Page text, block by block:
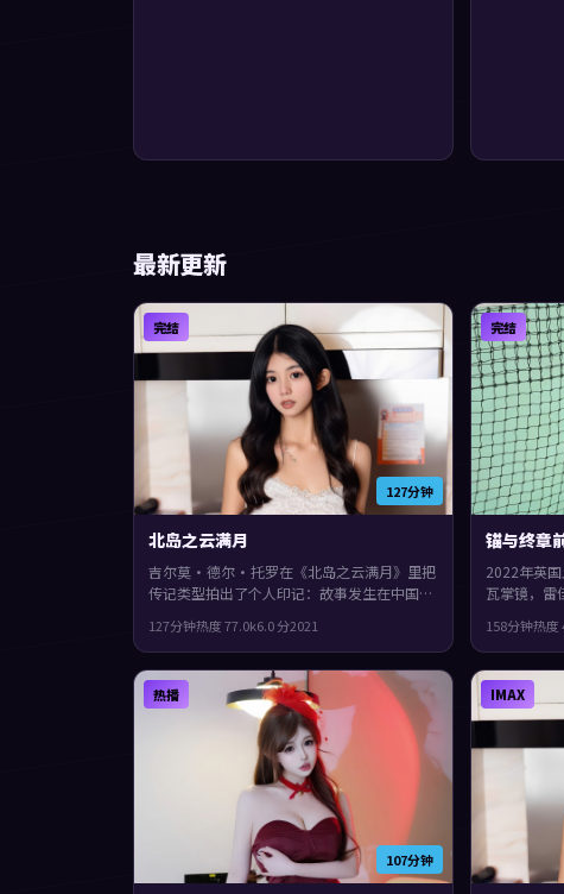
最新更新
127分钟
完结
北岛之云满月
吉尔莫·德尔·托罗在《北岛之云满月》里把
传记类型拍出了个人印记：故事发生在中国台
咏梅、杨紫。影片在类型框架里仍保留了作者
表达，叙事在回忆与现实之间交错推进。
127分钟热度77.0k6.0分2021
完结
锚与终章
2022年英
瓦掌镜，雷
整体完成度
画的观众。
158分钟热度
107分钟
热播 IMAX